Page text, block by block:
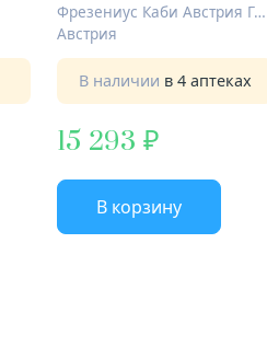
Фрезениус Каби Австрия ГмбХ
Австрия
В наличии в 4 аптеках
15 293
В корзину